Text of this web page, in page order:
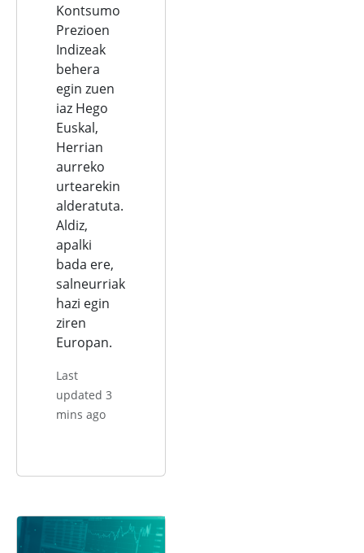
Kontsumo
Prezioen
Indizeak
behera
egin zuen
iaz Hego
Euskal,
Herrian
aurreko
urtearekin
alderatuta.
Aldiz,
apalki
bada ere,
salneurriak
hazi egin
ziren
Europan.
Last
updated 3
mins ago